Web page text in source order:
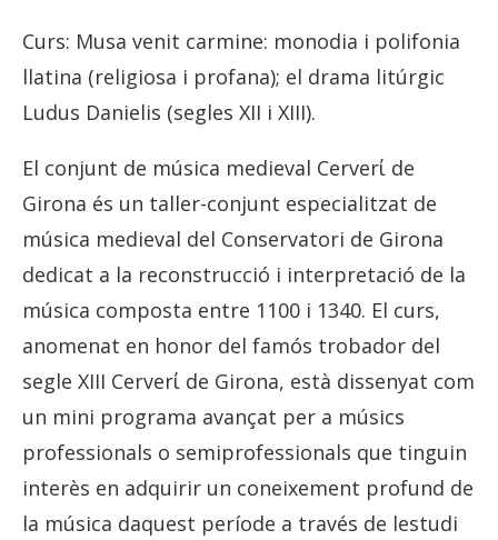
Curs: Musa venit carmine: monodia i polifonia
llatina (religiosa i profana); el drama litúrgic
Ludus Danielis (segles XII i XIII).
El conjunt de música medieval Cerverί de
Girona és un taller-conjunt especialitzat de
música medieval del Conservatori de Girona
dedicat a la reconstrucció i interpretació de la
música composta entre 1100 i 1340. El curs,
anomenat en honor del famós trobador del
segle XIII Cerverί de Girona, està dissenyat com
un mini programa avançat per a músics
professionals o semiprofessionals que tinguin
interès en adquirir un coneixement profund de
la música daquest període a través de lestudi